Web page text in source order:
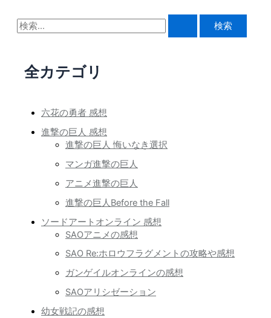
検
象全カテゴリ
六花の勇者 感想
進撃の巨人 感想
進撃の巨人 悔いなき選択
マンガ進撃の巨人
アニメ進撃の巨人
進撃の巨人Before the Fall
ソードアートオンライン 感想
SAOアニメの感想
SAO Re:ホロウフラグメントの攻略や感想
ガンゲイルオンラインの感想
SAOアリシゼーション
幼女戦記の感想